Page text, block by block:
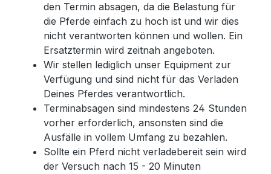
den Termin absagen, da die Belastung für
die Pferde einfach zu hoch ist und wir dies
nicht verantworten können und wollen. Ein
Ersatztermin wird zeitnah angeboten.
Wir stellen lediglich unser Equipment zur
Verfügung und sind nicht für das Verladen
Deines Pferdes verantwortlich.
Terminabsagen sind mindestens 24 Stunden
vorher erforderlich, ansonsten sind die
Ausfälle in vollem Umfang zu bezahlen.
Sollte ein Pferd nicht verladebereit sein wird
der Versuch nach 15 - 20 Minuten